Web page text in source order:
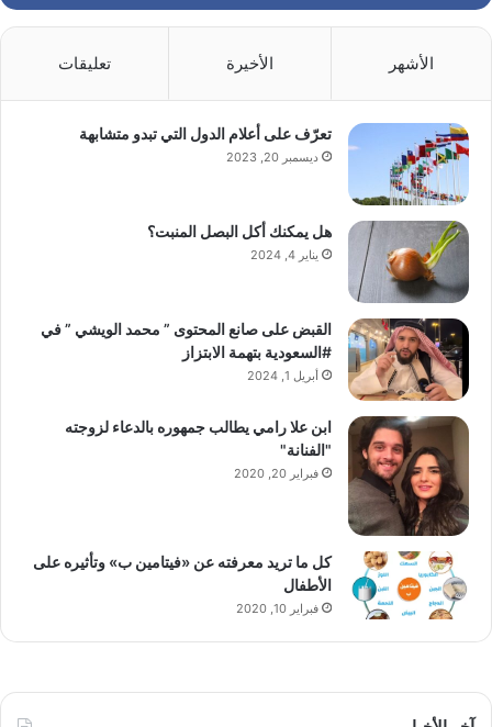
الأشهر الأخيرة تعليقات
تعرّف على أعلام الدول التي تبدو متشابهة
ديسمبر 20, 2023
هل يمكنك أكل البصل المنبت؟
يناير 4, 2024
القبض على صانع المحتوى ” محمد الويشي ” في
#السعودية بتهمة الابتزاز
أبريل 1, 2024
ابن علا رامي يطالب جمهوره بالدعاء لزوجته
"الفنانة"
فبراير 20, 2020
كل ما تريد معرفته عن «فيتامين ب» وتأثيره على
الأطفال
فبراير 10, 2020